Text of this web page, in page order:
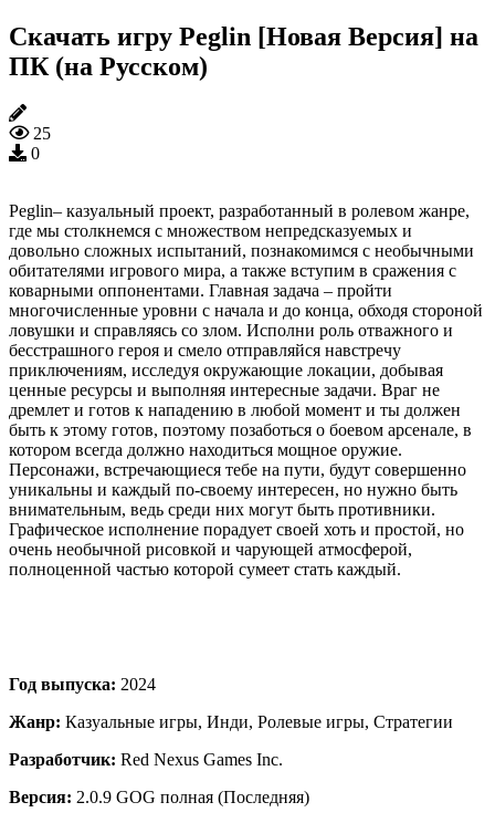
Скачать игру Peglin [Новая Версия] на
ПК (на Русском)
25
0
Peglin– казуальный проект, разработанный в ролевом жанре,
где мы столкнемся с множеством непредсказуемых и
довольно сложных испытаний, познакомимся с необычными
обитателями игрового мира, а также вступим в сражения с
коварными оппонентами. Главная задача – пройти
многочисленные уровни с начала и до конца, обходя стороной
ловушки и справляясь со злом. Исполни роль отважного и
бесстрашного героя и смело отправляйся навстречу
приключениям, исследуя окружающие локации, добывая
ценные ресурсы и выполняя интересные задачи. Враг не
дремлет и готов к нападению в любой момент и ты должен
быть к этому готов, поэтому позаботься о боевом арсенале, в
котором всегда должно находиться мощное оружие.
Персонажи, встречающиеся тебе на пути, будут совершенно
уникальны и каждый по-своему интересен, но нужно быть
внимательным, ведь среди них могут быть противники.
Графическое исполнение порадует своей хоть и простой, но
очень необычной рисовкой и чарующей атмосферой,
полноценной частью которой сумеет стать каждый.
Год выпуска: 2024
Жанр: Казуальные игры, Инди, Ролевые игры, Стратегии
Разработчик: Red Nexus Games Inc.
Версия: 2.0.9 GOG полная (Последняя)